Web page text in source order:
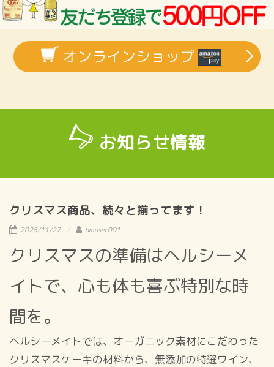
オンラインショップ
お知らせ情報
クリスマス商品、続々と揃ってます！
2025/11/27 hmuser001
クリスマスの準備はヘルシーメ
イトで、心も体も喜ぶ特別な時
間を。
ヘルシーメイトでは、オーガニック素材にこだわった
クリスマスケーキの材料から、無添加の特選ワイン、